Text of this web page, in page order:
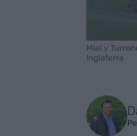
Miel y
Inglaterra